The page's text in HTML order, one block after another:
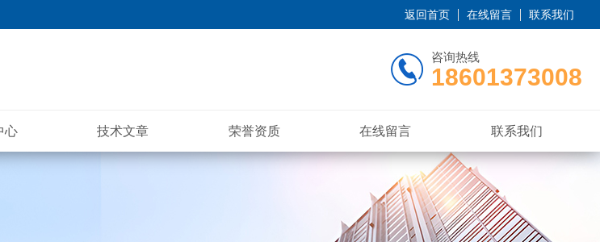
返回首页 在线留言 联系我们
咨询热线
18601373008
心 技术文章 荣誉资质 在线留言 联系我们